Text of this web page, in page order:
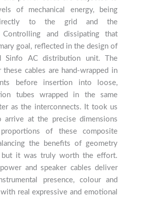
of mechanical energy, being
to the grid and the
Controlling and dissipating that
goal, reflected in the design of
Sinfo AC distribution unit. The
cables are hand-wrapped in
before insertion into loose,
tubes wrapped in the same
as the interconnects. It took us
arrive at the precise dimensions
of these composite
the benefits of geometry
but it was truly worth the effort.
and speaker cables deliver
presence, colour and
real expressive and emotional